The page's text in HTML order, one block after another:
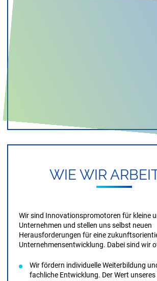
WIE WIR
Wir sind Innovationspromotoren für kleine
Unternehmen und stellen uns selbst neuen
Herausforderungen für eine
Unternehmens­entwicklung. Dabei sind wir
Wir fördern individuelle Weiterbildung
fachliche Entwicklung. Der Wert